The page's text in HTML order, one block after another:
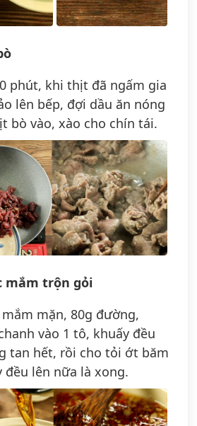
phút, khi thịt đã ngấm gia
lên bếp, đợi dầu ăn nóng
bò vào, xào cho chín tái.
mắm trộn gỏi
mặn, 80g đường,
vào 1 tô, khuấy đều
tan hết, rồi cho tỏi ớt băm
đều lên nữa là xong.